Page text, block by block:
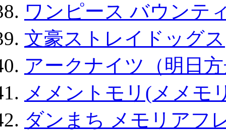
ワンピース バウンテ
文豪ストレイドッグス
アークナイツ（明日
メメントモリ(メメモ
ダンまち メモリアフ